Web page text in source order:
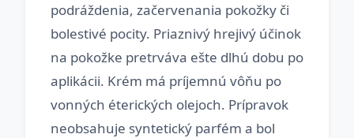
podráždenia, začervenania pokožky či
bolestivé pocity. Priaznivý hrejivý účinok
na pokožke pretrváva ešte dlhú dobu po
aplikácii. Krém má príjemnú vôňu po
vonných éterických olejoch. Prípravok
neobsahuje syntetický parfém a bol